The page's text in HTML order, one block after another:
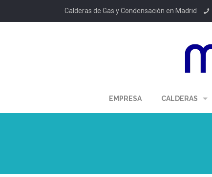
Calderas de Gas y Condensación en Madrid
EMPRESA CALDERAS